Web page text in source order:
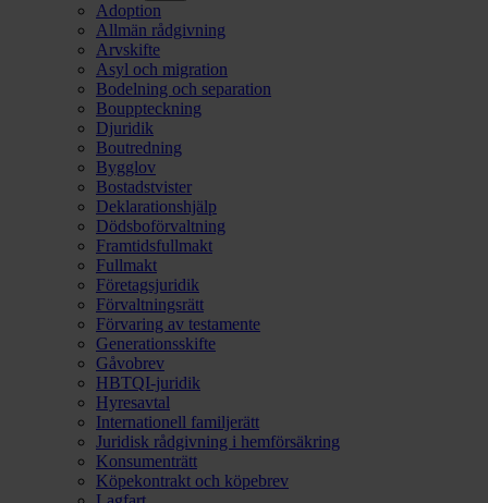
Adoption
Allmän rådgivning
Arvskifte
Asyl och migration
Bodelning och separation
Bouppteckning
Djuridik
Boutredning
Bygglov
Bostadstvister
Deklarationshjälp
Dödsboförvaltning
Framtidsfullmakt
Fullmakt
Företagsjuridik
Förvaltningsrätt
Förvaring av testamente
Generationsskifte
Gåvobrev
HBTQI-juridik
Hyresavtal
Internationell familjerätt
Juridisk rådgivning i hemförsäkring
Konsumenträtt
Köpekontrakt och köpebrev